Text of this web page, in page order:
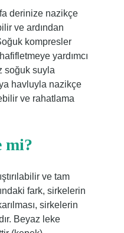
derinize nazikçe
ve ardından
kompresler
yardımcı
soğuk suyla
havluyla nazikçe
ve rahatlama
mi?
ve tam
fark, sirkelerin
sirkelerin
Beyaz leke